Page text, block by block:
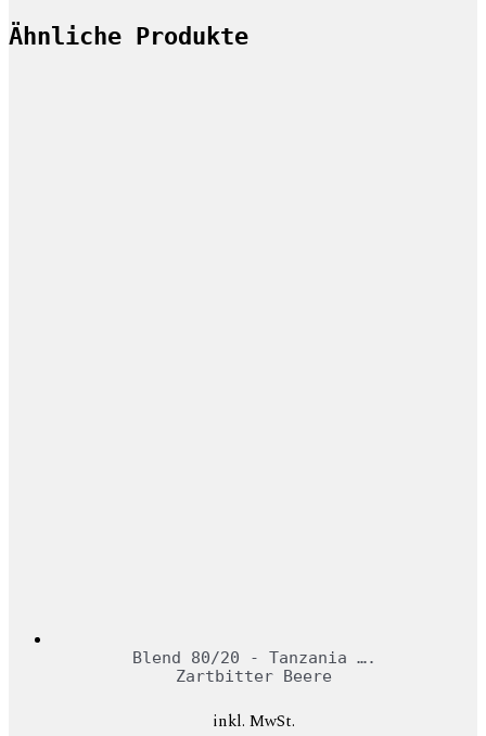
Ähnliche Produkte
Blend 80/20 - Tanzania ….
Zartbitter Beere
inkl. MwSt.